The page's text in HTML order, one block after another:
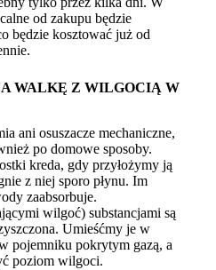
od zakupu będzie
będzie kosztować już od
WALKĘ Z WILGOCIĄ W
ani osuszacze mechaniczne,
po domowe sposoby.
kreda, gdy przyłożymy ją
z niej sporo płynu. Im
zaabsorbuje.
wilgoć) substancjami są
Umieśćmy je w
pojemniku pokrytym gazą, a
poziom wilgoci.